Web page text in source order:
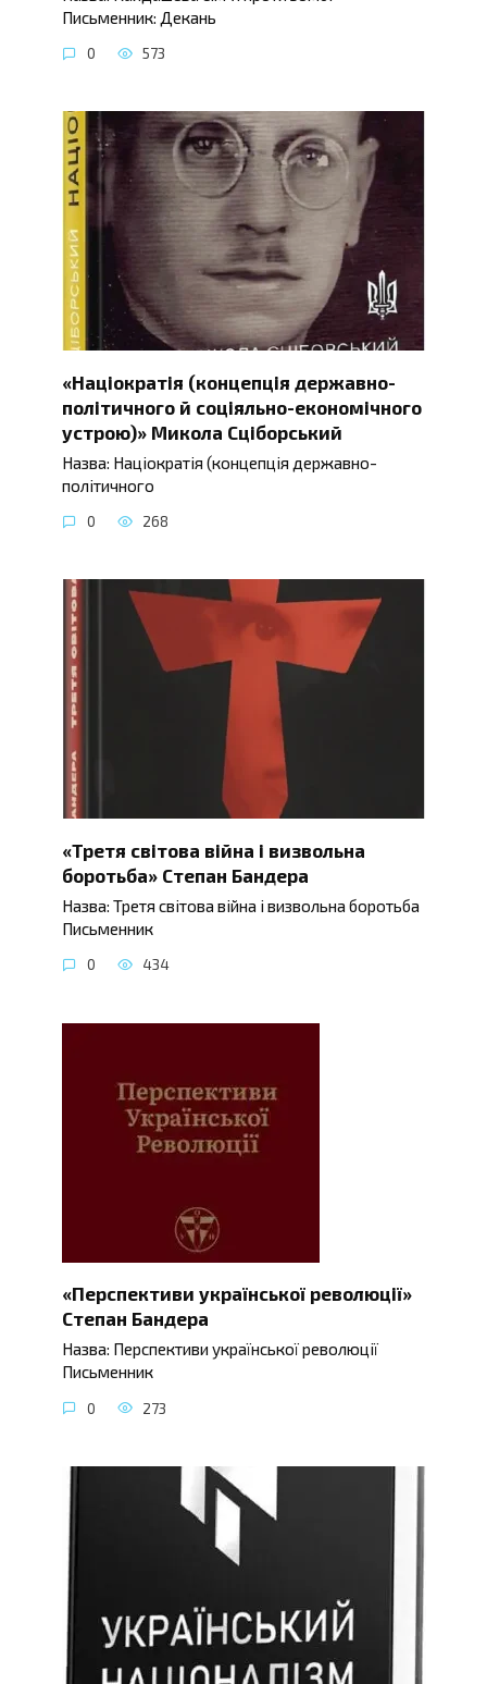
Письменник: Декань
0 573
«Націократія (концепція державно-
політичного й соціяльно-економічного
устрою)» Микола Сціборський
Назва: Націократія (концепція державно-
політичного
0 268
«Третя світова війна і визвольна
боротьба» Степан Бандера
Назва: Третя світова війна і визвольна боротьба
Письменник
0 434
«Перспективи української революції»
Степан Бандера
Назва: Перспективи української революції
Письменник
0 273